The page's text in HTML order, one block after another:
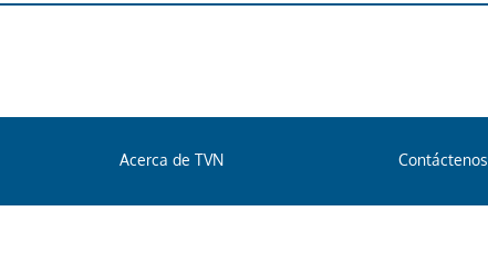
Acerca de TVN Contáctenos